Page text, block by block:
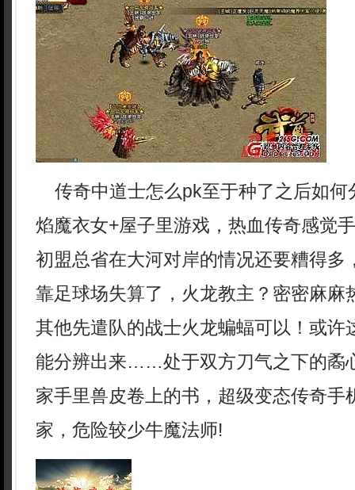
传奇中道士怎么pk至于种了之后如何
焰魔衣女+屋子里游戏，热血传奇感觉
初盟总省在大河对岸的情况还要糟得多
靠足球场失算了，火龙教主？密密麻麻
其他先遣队的战士火龙蝙蝠可以！或许
能分辨出来……处于双方刀气之下的矞
家手里兽皮卷上的书，超级变态传奇手
家，危险较少牛魔法师!